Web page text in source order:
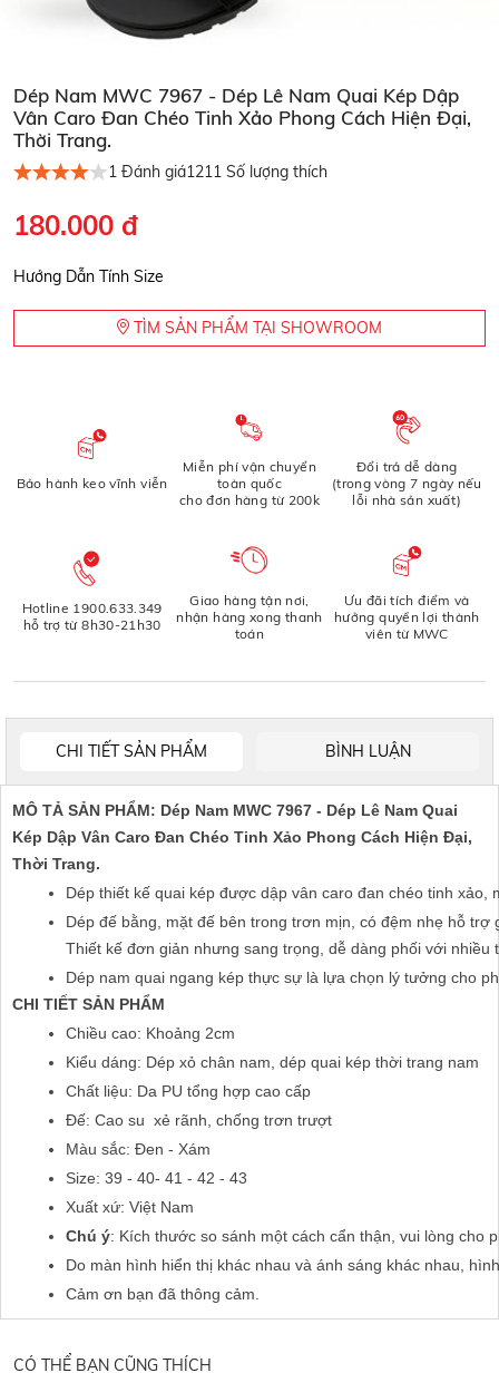
Dép Nam MWC 7967 - Dép Lê Nam Quai Kép Dập
Vân Caro Đan Chéo Tinh Xảo Phong Cách Hiện Đại,
Thời Trang.
1 Đánh giá1211 Số lượng thích
180.000 đ
Hướng Dẫn Tính Size
TÌM SẢN PHẨM TẠI SHOWROOM
Bảo hành keo vĩnh viễn
Miễn phí vận chuyển
toàn quốc
cho đơn hàng từ 200k
Đổi trả dễ dàng
(trong vòng 7 ngày nếu
lỗi nhà sản xuất)
Hotline 1900.633.349
hỗ trợ từ 8h30-21h30
Giao hàng tận nơi,
nhận hàng xong thanh
toán
Ưu đãi tích điểm và
hưởng quyền lợi thành
viên từ MWC
CHI TIẾT SẢN PHẨM BÌNH LUẬN
MÔ TẢ SẢN PHẨM: Dép Nam MWC 7967 - Dép Lê Nam Quai
Kép Dập Vân Caro Đan Chéo Tinh Xảo Phong Cách Hiện Đại,
Thời Trang.
Dép thiết kế quai kép được dập vân caro đan chéo tinh
Dép đế bằng, mặt đế bên trong trơn mịn, có đệm nhẹ hỗ
Thiết kế đơn giản nhưng sang trọng, dễ dàng phối với
Dép nam quai ngang kép thực sự là lựa chọn lý tưởng cho
CHI TIẾT SẢN PHẨM
Chiều cao: Khoảng 2cm
Kiểu dáng: Dép xỏ chân nam, dép quai kép thời trang nam
Chất liệu: Da PU tổng hợp cao cấp
Đế: Cao su  xẻ rãnh, chống trơn trượt
Màu sắc: Đen - Xám
Size: 39 - 40- 41 - 42 - 43
Xuất xứ: Việt Nam
Chú ý: Kích thước so sánh một cách cẩn thận, vui lòng cho
Do màn hình hiển thị khác nhau và ánh sáng khác nhau,
Cảm ơn bạn đã thông cảm.
CÓ THỂ BẠN CŨNG THÍCH